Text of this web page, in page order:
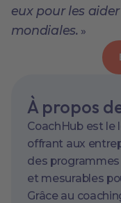
eux pour les
mondiales. »
À propos
CoachHub est le
offrant aux
des
et mesurables
Grâce au